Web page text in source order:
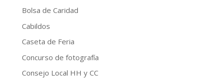
Bolsa de Caridad
Cabildos
Caseta de Feria
Concurso de fotografía
Consejo Local HH y CC